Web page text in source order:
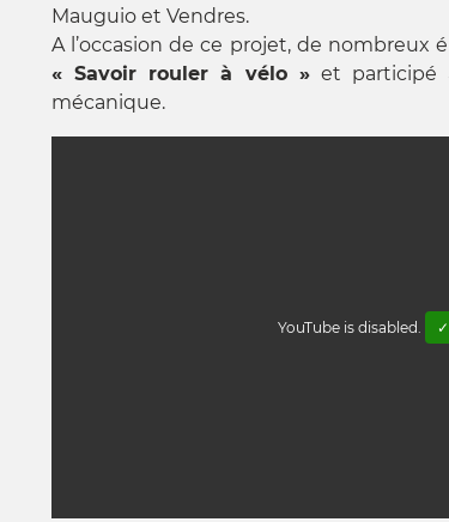
Mauguio et Vendres.
A l’occasion de ce projet, de nombreux
« Savoir rouler à vélo »et participé
mécanique.
YouTube is disabled.